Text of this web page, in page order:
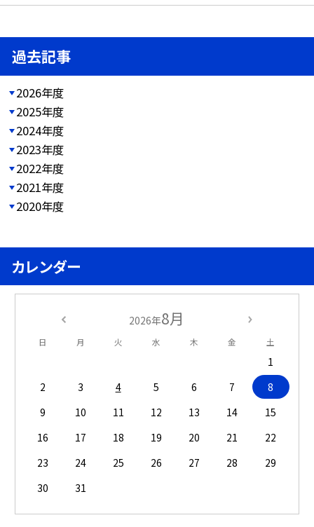
過去記事
2026年度
2025年度
2024年度
2023年度
2022年度
2021年度
2020年度
カレンダー
2026年8月
日 月 火 水 木 金 土
1
2
3 4 5 6 7
8
9
10 11 12 13 14
15
16
17 18 19 20 21
22
23
24 25 26 27 28
29
30
31